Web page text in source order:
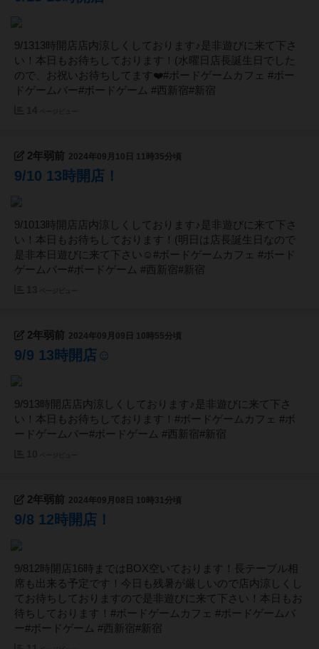
9/1313時開店店内涼しくしております♪是非遊びに来て下さ
い！本日もお待ちしております！(水曜日店長誕生日でした
ので、お祝いお待ちしてます❤️#ボードゲームカフェ #ボー
ドゲームバー#ボードゲーム #西新宿#新宿
2年弱前 2024年09月10日 11時35分頃
9/10 13時開店！
9/1013時開店店内涼しくしております♪是非遊びに来て下さ
い！本日もお待ちしております！(明日は店長誕生日なので
是非本日遊びに来て下さい☺️#ボードゲームカフェ #ボード
ゲームバー#ボードゲーム #西新宿#新宿
2年弱前 2024年09月09日 10時55分頃
9/9 13時開店☺️
9/913時開店店内涼しくしております♪是非遊びに来て下さ
い！本日もお待ちしております！#ボードゲームカフェ #ボ
ードゲームバー#ボードゲーム #西新宿#新宿
2年弱前 2024年09月08日 10時31分頃
9/8 12時開店！
9/812時開店16時まではBOX空いております！長テーブル相
席も出来る予定です！今日も残暑が厳しいので店内涼しくし
てお待ちしておりますので是非遊びに来て下さい！本日もお
待ちしております！#ボードゲームカフェ #ボードゲームバ
ー#ボードゲーム #西新宿#新宿